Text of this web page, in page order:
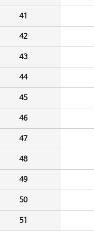
41
42
43
44
45
46
47
48
49
50
51